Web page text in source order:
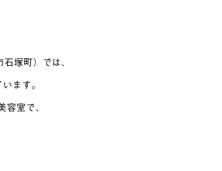
塚町）では、
ます。
室で、